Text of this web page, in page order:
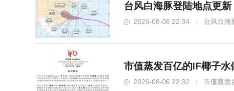
台风白海豚登陆地点更
2026-08-06 22:34 台风白海
市值蒸发百亿的IF椰子
2026-08-06 22:32 市值蒸发